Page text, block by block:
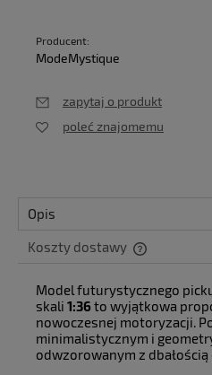
Producent:
ModeMystique
zapytaj o produkt
poleć znajomemu
Opis
Koszty dostawy
Cena nie zawiera ewentualnych
Model futurystycznego
skali 1:36to wyjątkowa
nowoczesnej motoryzacji.
minimalistycznym i
odwzorowanym z dbałością